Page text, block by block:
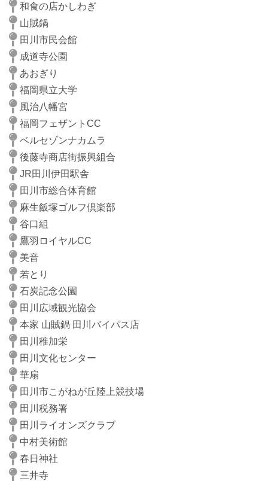
和食の店かしわぎ
山賊鍋
田川市民会館
成道寺公園
あおぎり
福岡県立大学
風治八幡宮
福岡フェザントCC
ベルセゾンナカムラ
後藤寺商店街振興組合
JR田川伊田駅舎
田川市総合体育館
麻生飯塚ゴルフ倶楽部
谷口組
鷹羽ロイヤルCC
美音
若とり
石炭記念公園
田川広域観光協会
本家 山賊鍋 田川バイパス店
田川稚加栄
田川文化センター
華扇
田川市こがねが丘陸上競技場
田川税務署
田川ライオンズクラブ
中村美術館
春日神社
三井寺